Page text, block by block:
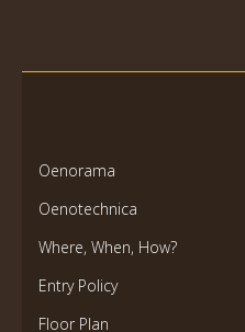
Oenorama
Oenotechnica
Where, When, How?
Entry Policy
Floor Plan